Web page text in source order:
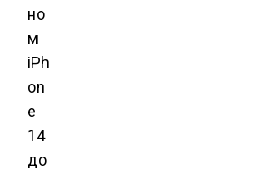
но
м
iPh
on
e
14
до